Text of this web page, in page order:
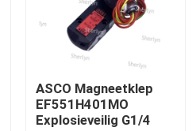
ASCO Magneetklep
EF551H401MO
Explosieveilig G1/4